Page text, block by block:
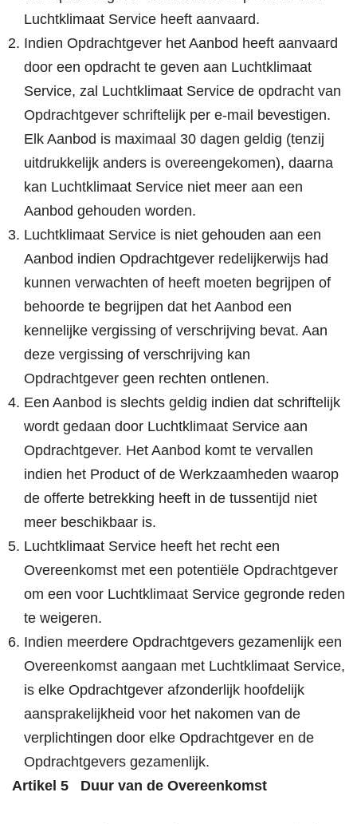
Luchtklimaat Service heeft aanvaard.
Indien Opdrachtgever het Aanbod heeft aanvaard
door een opdracht te geven aan Luchtklimaat
Service, zal Luchtklimaat Service de opdracht van
Opdrachtgever schriftelijk per e-mail bevestigen.
Elk Aanbod is maximaal 30 dagen geldig (tenzij
uitdrukkelijk anders is overeengekomen), daarna
kan Luchtklimaat Service niet meer aan een
Aanbod gehouden worden.
Luchtklimaat Service is niet gehouden aan een
Aanbod indien Opdrachtgever redelijkerwijs had
kunnen verwachten of heeft moeten begrijpen of
behoorde te begrijpen dat het Aanbod een
kennelijke vergissing of verschrijving bevat. Aan
deze vergissing of verschrijving kan
Opdrachtgever geen rechten ontlenen.
Een Aanbod is slechts geldig indien dat schriftelijk
wordt gedaan door Luchtklimaat Service aan
Opdrachtgever. Het Aanbod komt te vervallen
indien het Product of de Werkzaamheden waarop
de offerte betrekking heeft in de tussentijd niet
meer beschikbaar is.
Luchtklimaat Service heeft het recht een
Overeenkomst met een potentiële Opdrachtgever
om een voor Luchtklimaat Service gegronde reden
te weigeren.
Indien meerdere Opdrachtgevers gezamenlijk een
Overeenkomst aangaan met Luchtklimaat Service,
is elke Opdrachtgever afzonderlijk hoofdelijk
aansprakelijkheid voor het nakomen van de
verplichtingen door elke Opdrachtgever en de
Opdrachtgevers gezamenlijk.
Artikel 5 Duur van de Overeenkomst